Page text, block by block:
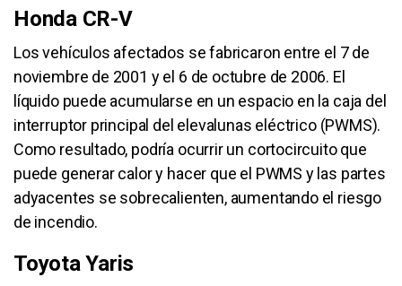
Honda CR-V
Los vehículos afectados se fabricaron entre el 7 de
noviembre de 2001 y el 6 de octubre de 2006. El
líquido puede acumularse en un espacio en la caja del
interruptor principal del elevalunas eléctrico (PWMS).
Como resultado, podría ocurrir un cortocircuito que
puede generar calor y hacer que el PWMS y las partes
adyacentes se sobrecalienten, aumentando el riesgo
de incendio.
Toyota Yaris